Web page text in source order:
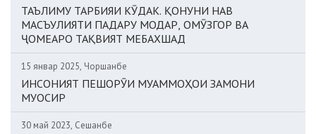
ТАЪЛИМУ ТАРБИЯИ КӮДАК. ҚОНУНИ НАВ
МАСЪУЛИЯТИ ПАДАРУ МОДАР, ОМӮЗГОР ВА
ҶОМЕАРО ТАҚВИЯТ МЕБАХШАД
15 январ 2025, Чоршанбе
ИНСОНИЯТ ПЕШОРӮИ МУАММОҲОИ ЗАМОНИ
МУОСИР
30 май 2023, Сешанбе